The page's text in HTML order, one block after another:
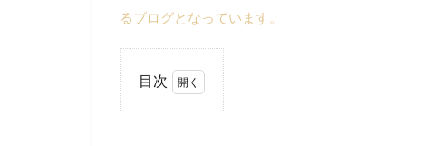
るブログとなっています。
目次